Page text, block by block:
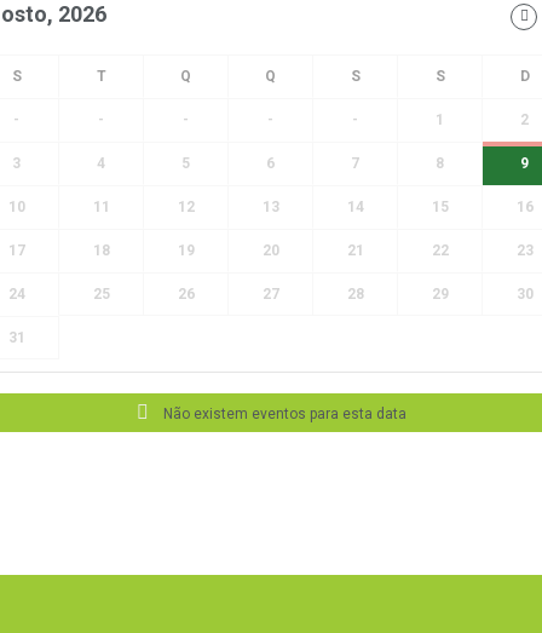
2026
- - - - - 1 2
3 4 5 6 7 8 9
10 11 12 13 14 15 16
17 18 19 20 21 22 23
24 25 26 27 28 29 30
31
Não existem eventos para esta data